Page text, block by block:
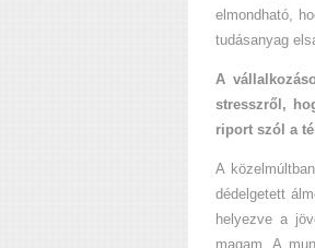
elmondható,
tudásanyag
A
stresszről,
riport szól a
A
dédelgetett
helyezve a
magam. A